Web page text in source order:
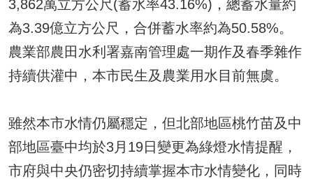
3,862萬立方公尺(蓄水率43.16%)，總蓄水量約
為3.39億立方公尺，合併蓄水率約為50.58%。
農業部農田水利署嘉南管理處一期作及春季雜作
持續供灌中，本市民生及農業用水目前無虞。
雖然本市水情仍屬穩定，但北部地區桃竹苗及中
部地區臺中均於3月19日變更為綠燈水情提醒，
市府與中央仍密切持續掌握本市水情變化，同時